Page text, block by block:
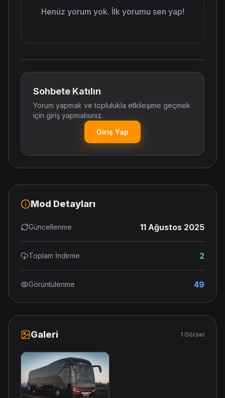
Henüz yorum yok. İlk yorumu sen yap!
Sohbete Katılın
Yorum yapmak ve toplulukla etkileşime geçmek
için giriş yapmalısınız.
Giriş Yap
Mod Detayları
Güncellenme 11 Ağustos 2025
Toplam İndirme 2
Görüntülenme 49
Galeri 1 Görsel